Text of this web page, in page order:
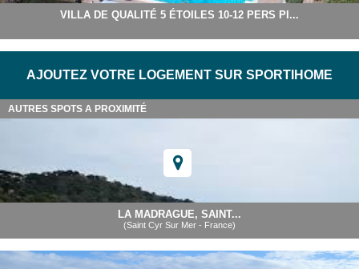
VILLA DE QUALITÉ 5 ÉTOILES 10-12 PERS PI...
AJOUTEZ VOTRE LOGEMENT SUR SPORTIHOME
AUTRES SPOTS A PROXIMITÉ
LA MADRAGUE, SAINT...
(Saint Cyr Sur Mer - France)